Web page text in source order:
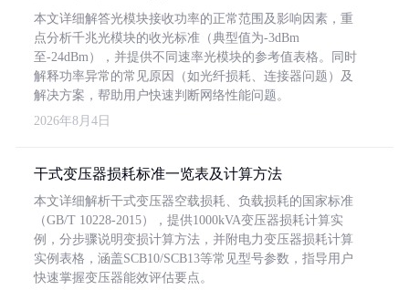
本文详细解答光模块接收功率的正常范围及影响因素，重
点分析千兆光模块的收光标准（典型值为-3dBm
至-24dBm），并提供不同速率光模块的参考值表格。同时
解释功率异常的常见原因（如光纤损耗、连接器问题）及
解决方案，帮助用户快速判断网络性能问题。
2026年8月4日
干式变压器损耗标准一览表及计算方法
本文详细解析干式变压器空载损耗、负载损耗的国家标准
（GB/T 10228-2015），提供1000kVA变压器损耗计算实
例，分步骤说明变损计算方法，并附电力变压器损耗计算
实例表格，涵盖SCB10/SCB13等常见型号参数，指导用户
快速掌握变压器能效评估要点。